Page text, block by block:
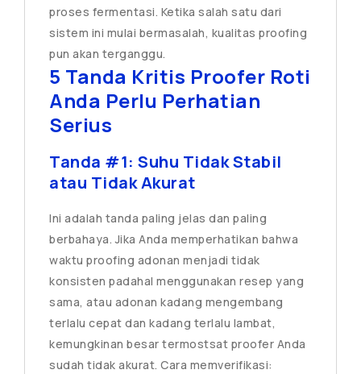
proses fermentasi. Ketika salah satu dari
sistem ini mulai bermasalah, kualitas proofing
pun akan terganggu.
5 Tanda Kritis Proofer Roti
Anda Perlu Perhatian
Serius
Tanda #1: Suhu Tidak Stabil
atau Tidak Akurat
Ini adalah tanda paling jelas dan paling
berbahaya. Jika Anda memperhatikan bahwa
waktu proofing adonan menjadi tidak
konsisten padahal menggunakan resep yang
sama, atau adonan kadang mengembang
terlalu cepat dan kadang terlalu lambat,
kemungkinan besar termostsat proofer Anda
sudah tidak akurat. Cara memverifikasi: